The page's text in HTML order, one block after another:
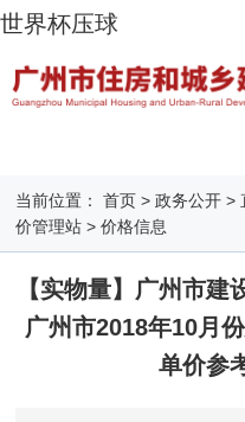
世界杯压球
当前位置： 首页 >政务公开 >
价管理站 >价格信息
【实物量】广州市
广州市2018年10月
单价参